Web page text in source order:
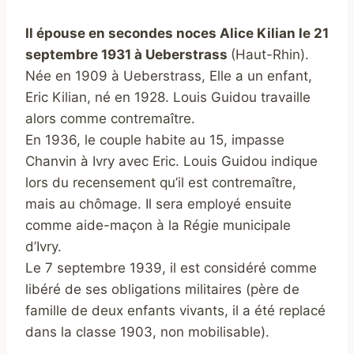
Il épouse en secondes noces Alice Kilian le 21
septembre 1931 à Ueberstrass (Haut-Rhin).
Née en 1909 à Ueberstrass, Elle a un enfant,
Eric Kilian, né en 1928. Louis Guidou travaille
alors comme contremaître.
En 1936, le couple habite au 15, impasse
Chanvin à Ivry avec Eric. Louis Guidou indique
lors du recensement qu’il est contremaître,
mais au chômage. Il sera employé ensuite
comme aide-maçon à la Régie municipale
d’Ivry.
Le 7 septembre 1939, il est considéré comme
libéré de ses obligations militaires (père de
famille de deux enfants vivants, il a été replacé
dans la classe 1903, non mobilisable).